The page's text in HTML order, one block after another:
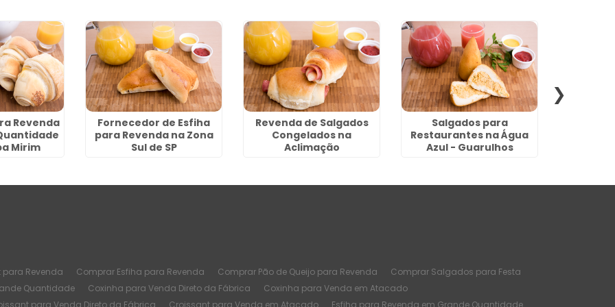
Revenda
Mirim
Fornecedor de Esfiha
para Revenda na Zona
Sul de SP
Revenda de Salgados
Congelados na
Aclimação
Salgados para
Restaurantes na Água
Azul - Guarulhos
Revenda Comprar Esfiha para Revenda Comprar Pão de Queijo para Revenda
Comprar Salgados para Festa
Quantidade Coxinha para Venda Direto da Fábrica
Coxinha para Venda em Atacado
para Venda Direto da Fábrica Croissant para Venda em Atacado Esfiha para Revenda em Grande Quantidade